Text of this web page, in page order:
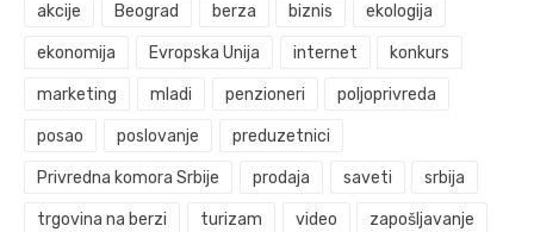
akcije Beograd berza biznis ekologija
ekonomija Evropska Unija internet konkurs
marketing mladi penzioneri poljoprivreda
posao poslovanje preduzetnici
Privredna komora Srbije prodaja saveti srbija
trgovina na berzi turizam video zapošljavanje